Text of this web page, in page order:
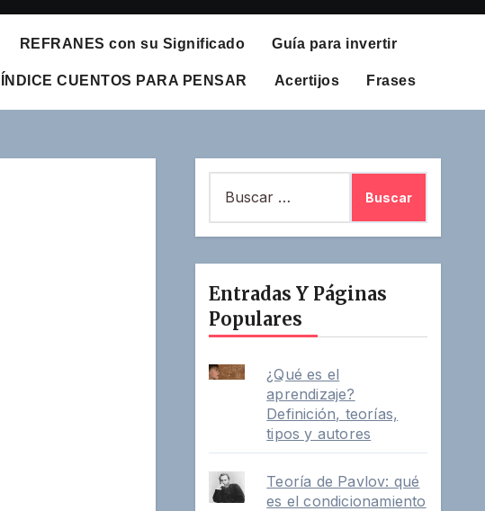
REFRANES con su Significado Guía para invertir
ÍNDICE CUENTOS PARA PENSAR Acertijos Frases
Entradas Y Páginas
Populares
¿Qué es el
aprendizaje?
Definición, teorías,
tipos y autores
Teoría de Pavlov: qué
es el condicionamiento